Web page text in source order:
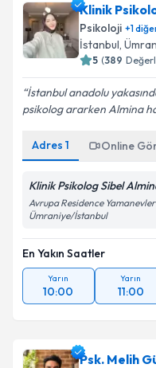
Klinik
Psikoloji +1
İstanbul,
5 (389
İstanbul anadolu
psikolog ararken Almina
Adres 1 Online
Klinik Psikolog Sibel
Avrupa Residence
Ümraniye/İstanbul
En Yakın Saatler
Yarın
10:00
Yarın
11:00
Psk. Melih